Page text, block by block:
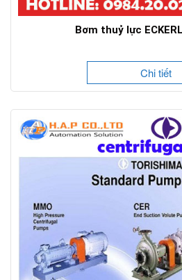
Bơm thuỷ lực
Chi tiết